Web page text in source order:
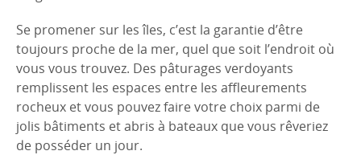
Se promener sur les îles, c’est la garantie d’être
toujours proche de la mer, quel que soit l’endroit où
vous vous trouvez. Des pâturages verdoyants
remplissent les espaces entre les affleurements
rocheux et vous pouvez faire votre choix parmi de
jolis bâtiments et abris à bateaux que vous rêveriez
de posséder un jour.